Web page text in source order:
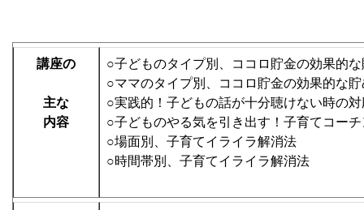
講座の
主な
内容
○子どものタイプ別、ココロ貯金の効果的
○ママのタイプ別、ココロ貯金の効果的な
○実践的！子どもの話が十分聴けない時の
○子どものやる気を引き出す！子育てコー
○場面別、子育てイライラ解消法
○時間帯別、子育てイライラ解消法